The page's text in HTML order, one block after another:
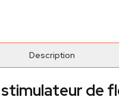
Description
de